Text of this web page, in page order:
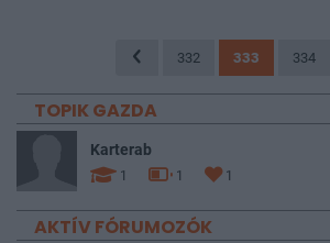
332 333 334
TOPIK GAZDA
Karterab
1 1 1
AKTÍV FÓRUMOZÓK